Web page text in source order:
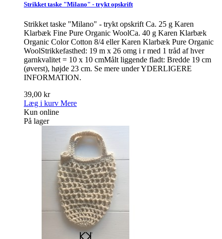
Strikket taske "Milano" - trykt opskrift
Strikket taske "Milano" - trykt opskrift Ca. 25 g Karen
Klarbæk Fine Pure Organic WoolCa. 40 g Karen Klarbæk
Organic Color Cotton 8/4 eller Karen Klarbæk Pure Organic
WoolStrikkefasthed: 19 m x 26 omg i r med 1 tråd af hver
garnkvalitet = 10 x 10 cmMålt liggende fladt: Bredde 19 cm
(øverst), højde 23 cm. Se mere under YDERLIGERE
INFORMATION.
39,00 kr
Læg i kurv Mere
Kun online
På lager